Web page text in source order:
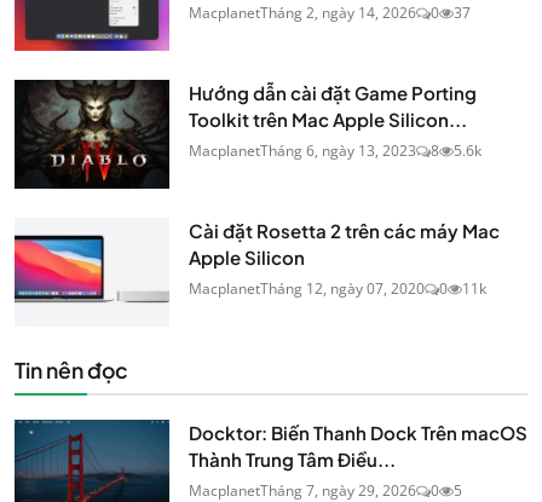
MacplanetTháng 2, ngày 14, 2026 0 37
Hướng dẫn cài đặt Game Porting
Toolkit trên Mac Apple Silicon...
MacplanetTháng 6, ngày 13, 2023 8 5.6k
Cài đặt Rosetta 2 trên các máy Mac
Apple Silicon
MacplanetTháng 12, ngày 07, 2020 0 11k
Tin nên đọc
Docktor: Biến Thanh Dock Trên macOS
Thành Trung Tâm Điều...
MacplanetTháng 7, ngày 29, 2026 0 5